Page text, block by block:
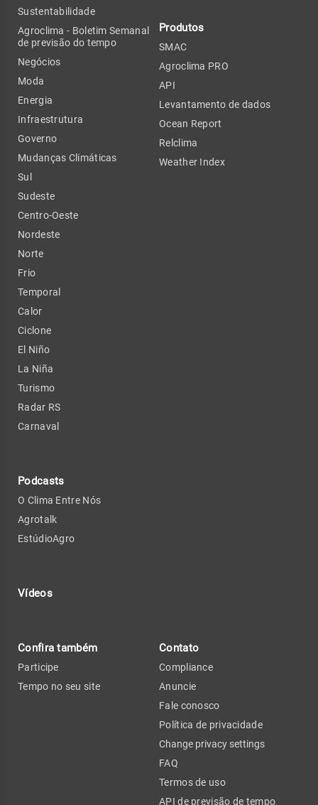
Sustentabilidade
Agroclima - Boletim Semanal
de previsão do tempo
Negócios
Moda
Energia
Infraestrutura
Governo
Mudanças Climáticas
Sul
Sudeste
Centro-Oeste
Nordeste
Norte
Frio
Temporal
Calor
Ciclone
El Niño
La Niña
Turismo
Radar RS
Carnaval
Podcasts
O Clima Entre Nós
Agrotalk
EstúdioAgro
Vídeos
Produtos
SMAC
Agroclima PRO
API
Levantamento de dados
Ocean Report
Relclima
Weather Index
Confira também
Participe
Tempo no seu site
Contato
Compliance
Anuncie
Fale conosco
Política de privacidade
Change privacy settings
FAQ
Termos de uso
API de previsão de tempo